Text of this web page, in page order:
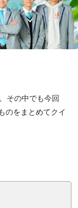
その中でも今回
のをまとめてクイ